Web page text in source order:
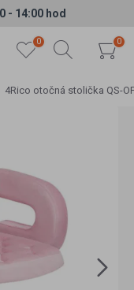
- 14:00 hod
0 0
4Rico otočná stolička QS-